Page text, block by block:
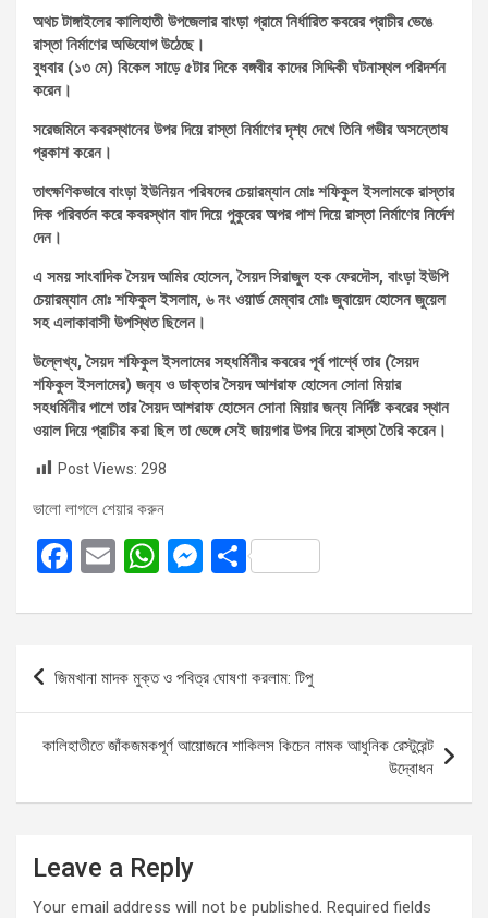
অথচ টাঙ্গাইলের কালিহাতী উপজেলার বাংড়া গ্রামে নির্ধারিত কবরের প্রাচীর ভেঙে
রাস্তা নির্মাণের অভিযোগ উঠেছে।
বুধবার (১৩ মে) বিকেল সাড়ে ৫টার দিকে বঙ্গবীর কাদের সিদ্দিকী ঘটনাস্থল পরিদর্শন
করেন।
সরেজমিনে কবরস্থানের উপর দিয়ে রাস্তা নির্মাণের দৃশ্য দেখে তিনি গভীর অসন্তোষ
প্রকাশ করেন।
তাৎক্ষণিকভাবে বাংড়া ইউনিয়ন পরিষদের চেয়ারম্যান মোঃ শফিকুল ইসলামকে রাস্তার
দিক পরিবর্তন করে কবরস্থান বাদ দিয়ে পুকুরের অপর পাশ দিয়ে রাস্তা নির্মাণের নির্দেশ
দেন।
এ সময় সাংবাদিক সৈয়দ আমির হোসেন, সৈয়দ সিরাজুল হক ফেরদৌস, বাংড়া ইউপি
চেয়ারম্যান মোঃ শফিকুল ইসলাম, ৬ নং ওয়ার্ড মেম্বার মোঃ জুবায়েদ হোসেন জুয়েল
সহ এলাকাবাসী উপস্থিত ছিলেন।
উল্লেখ্য, সৈয়দ শফিকুল ইসলামের সহধর্মিনীর কবরের পূর্ব পার্শ্বে তার (সৈয়দ
শফিকুল ইসলামের) জন‍্য ও ডাক্তার সৈয়দ আশরাফ হোসেন সোনা মিয়ার
সহধর্মিনীর পাশে তার সৈয়দ আশরাফ হোসেন সোনা মিয়ার জন্য নির্দিষ্ট কবরের স্থান
ওয়াল দিয়ে প্রাচীর করা ছিল তা ভেঙ্গে সেই জায়গার উপর দিয়ে রাস্তা তৈরি করেন।
Post Views: 298
ভালো লাগলে শেয়ার করুন
F
ce
o
o
k
E
ail
W
at
A
p
p
M
se
g
er
S
ar
Post
navigation
জিমখানা মাদক মুক্ত ও পবিত্র ঘোষণা করলাম: টিপু
কালিহাতীতে জাঁকজমকপূর্ণ আয়োজনে শাকিলস কিচেন নামক আধুনিক রেস্টুরেন্ট
উদ্বোধন
Leave a Reply
Your email address will not be published. Required fields